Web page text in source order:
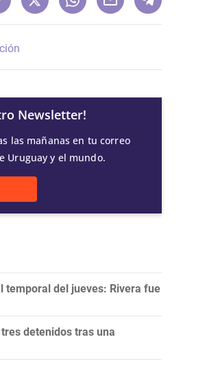
Newsletter!
las mañanas en tu correo
Uruguay y el mundo.
temporal del jueves: Rivera fue
detenidos tras una